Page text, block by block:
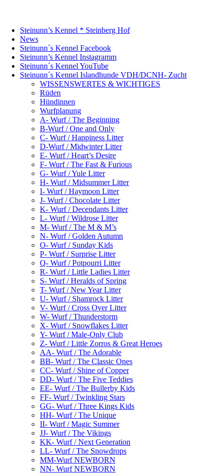
Steinunn’s Kennel * Steinberg Hof
News
Steinunn´s Kennel Facebook
Steinunn’s Kennel Instagramm
Steinunn´s Kennel YouTube
Steinunn´s Kennel Islandhunde VDH/DCNH- Zucht
WISSENSWERTES & WICHTIGES
Rüden
Hündinnen
Wurfplanung
A- Wurf / The Beginning
B-Wurf / One and Only
C- Wurf / Happiness Litter
D-Wurf / Midwinter Litter
E- Wurf / Heart’s Desire
F- Wurf / The Fast & Furious
G- Wurf / Yule Litter
H- Wurf / Midsummer Litter
I- Wurf / Haymoon Litter
J- Wurf / Chocolate Litter
K- Wurf / Decendants Litter
L- Wurf / Wildrose Litter
M- Wurf / The M & M’s
N- Wurf / Golden Autumn
O- Wurf / Sunday Kids
P- Wurf / Surprise Litter
Q- Wurf / Potpourri Litter
R- Wurf / Little Ladies Litter
S- Wurf / Heralds of Spring
T- Wurf / New Year Litter
U- Wurf / Shamrock Litter
V- Wurf / Cross Over Litter
W- Wurf / Thunderstorm
X- Wurf / Snowflakes Litter
Y- Wurf / Male-Only Club
Z- Wurf / Little Zorros & Great Heroes
AA- Wurf / The Adorable
BB- Wurf / The Classic Ones
CC- Wurf / Shine of Copper
DD- Wurf / The Five Teddies
EE- Wurf / The Bullerby Kids
FF- Wurf / Twinkling Stars
GG- Wurf / Three Kings Kids
HH- Wurf / The Unique
II- Wurf / Magic Summer
JJ- Wurf / The Vikings
KK- Wurf / Next Generation
LL- Wurf / The Snowdrops
MM-Wurf NEWBORN
NN- Wurf NEWBORN